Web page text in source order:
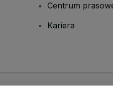
Centrum
Kariera